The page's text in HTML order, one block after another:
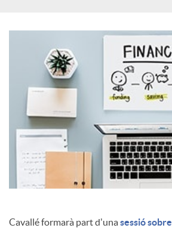
s
Cavallé formarà part d'unasessió sobre